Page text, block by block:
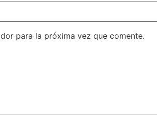
para la próxima vez que comente.